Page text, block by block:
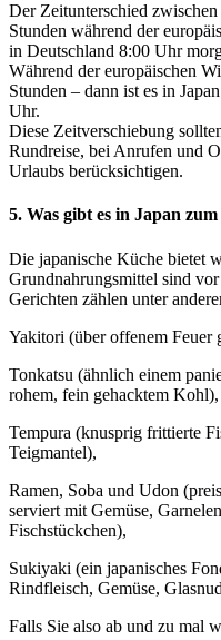
Der Zeitunterschied
Stunden während der
in Deutschland 8:00 Uhr
Während der europäischen
Stunden – dann ist es in
Uhr.
Diese Zeitverschiebung
Rundreise, bei Anrufen und
Urlaubs berücksichtigen.
5. Was gibt es in Japan
Die japanische Küche bietet
Grundnahrungsmittel sind
Gerichten zählen unter
Yakitori (über offenem Feuer
Tonkatsu (ähnlich einem
rohem, fein gehacktem Kohl),
Tempura (knusprig frittierte
Teigmantel),
Ramen, Soba und Udon
serviert mit Gemüse,
Fischstückchen),
Sukiyaki (ein japanisches
Rindfleisch, Gemüse,
Falls Sie also ab und zu mal